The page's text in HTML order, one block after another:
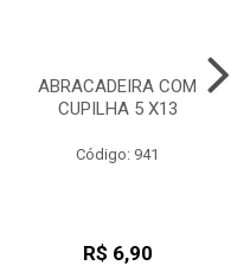
ABRACADEIRA COM
CUPILHA 5 X13
Código: 941
R$ 6,90